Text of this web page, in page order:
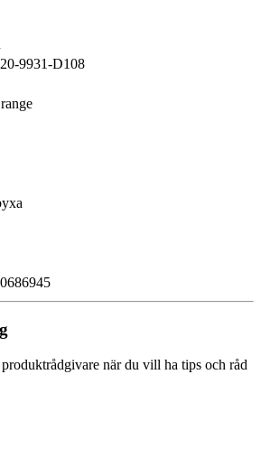
9931-D108
när du vill ha tips och råd